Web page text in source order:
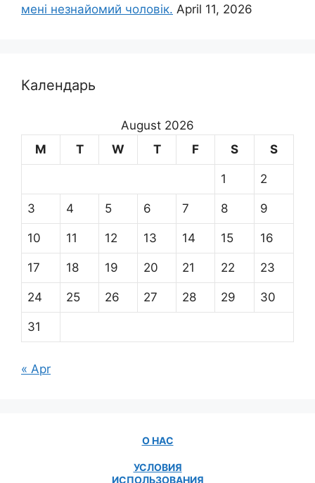
мені незнайомий чоловік. April 11, 2026
Календарь
August 2026
M
T W T F S S
1 2
3 4 5 6 7 8 9
10 11 12 13 14 15 16
17 18 19 20 21 22 23
24 25 26 27 28 29 30
31
« Apr
О НАС
УСЛОВИЯ
ИСПОЛЬЗОВАНИЯ